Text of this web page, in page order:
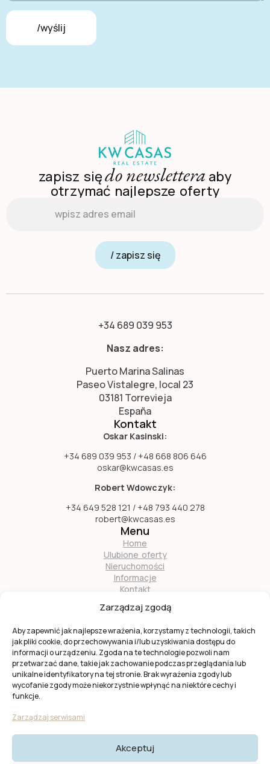
Zarządzaj zgodą
Aby zapewnić jak najlepsze wrażenia, korzystamy z technologii, takich
jak pliki cookie, do przechowywania i/lub uzyskiwania dostępu do
informacji o urządzeniu. Zgoda na te technologie pozwoli nam
przetwarzać dane, takie jak zachowanie podczas przeglądania lub
unikalne identyfikatory na tej stronie. Brak wyrażenia zgody lub
wycofanie zgody może niekorzystnie wpłynąć na niektóre cechy i
funkcje.
Zarządzaj serwisami
Akceptuj
/wyślij
zapisz siędo newslettera aby
otrzymać najlepsze oferty
/ zapisz się
+34 689 039 953
Nasz adres:
Puerto Marina Salinas
Paseo Vistalegre, local 23
03181 Torrevieja
España
Kontakt
Oskar Kasinski:
+34 689 039 953 / +48 668 806 646
oskar@kwcasas.es
Robert Wdowczyk:
+34 649 528 121 / +48 793 440 278
robert@kwcasas.es
Menu
Home
Ulubione oferty
Nieruchomości
Informacje
Kontakt
Zostań naszym partnerem
Ta strona jest chroniona przez